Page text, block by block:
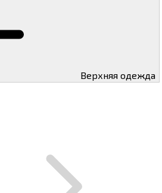
Верхняя одежда